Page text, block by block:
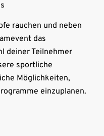
rauchen und neben
das
deiner Teilnehmer
sportliche
Möglichkeiten,
einzuplanen.